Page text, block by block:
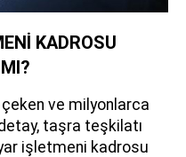
KADROSU
ve milyonlarca
taşra teşkilatı
işletmeni kadrosu